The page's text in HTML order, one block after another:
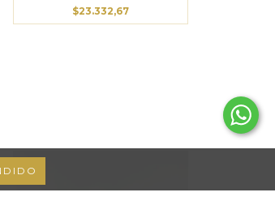
$23.332,67